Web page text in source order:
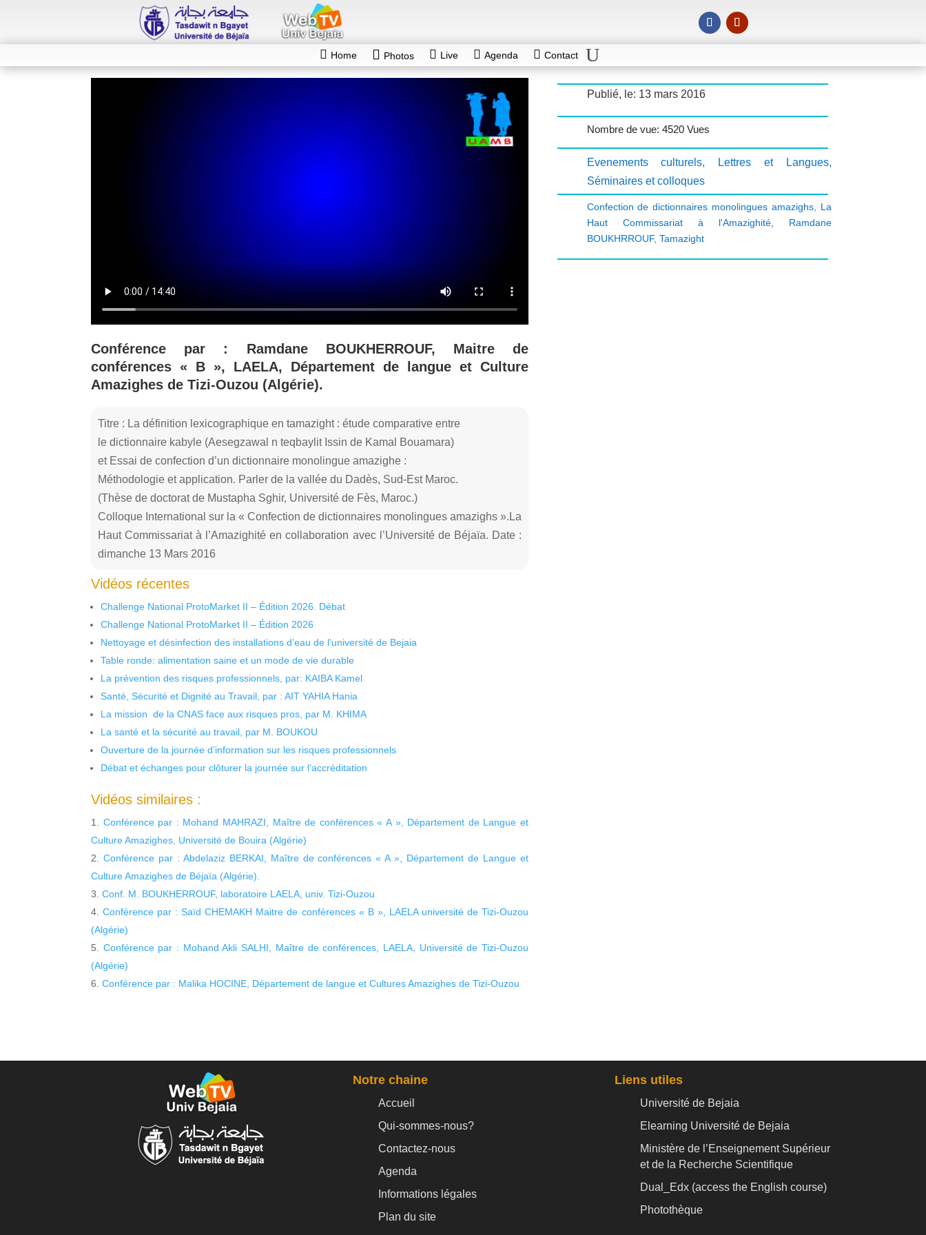
Home Photos Live Agenda Contact
Conférence par : Ramdane BOUKHERROUF, Maitre de
conférences « B », LAELA, Département de langue et Culture
Amazighes de Tizi-Ouzou (Algérie).
Titre : La définition lexicographique en tamazight : étude comparative entre
le dictionnaire kabyle (Aesegzawal n teqbaylit Issin de Kamal Bouamara)
et Essai de confection d’un dictionnaire monolingue amazighe :
Méthodologie et application. Parler de la vallée du Dadès, Sud-Est Maroc.
(Thèse de doctorat de Mustapha Sghir, Université de Fès, Maroc.)
Colloque International sur la « Confection de dictionnaires monolingues amazighs ».La
Haut Commissariat à l’Amazighité en collaboration avec l’Université de Béjaïa. Date :
dimanche 13 Mars 2016
Vidéos récentes
Challenge National ProtoMarket II – Édition 2026. Débat
Challenge National ProtoMarket II – Édition 2026
Nettoyage et désinfection des installations d’eau de l’université de Bejaia
Table ronde: alimentation saine et un mode de vie durable
La prévention des risques professionnels, par: KAIBA Kamel
Santé, Sécurité et Dignité au Travail, par : AIT YAHIA Hania
La mission de la CNAS face aux risques pros, par M. KHIMA
La santé et la sécurité au travail, par M. BOUKOU
Ouverture de la journée d’information sur les risques professionnels
Débat et échanges pour clôturer la journée sur l’accréditation
Vidéos similaires :
Conférence par : Mohand MAHRAZI, Maître de conférences « A », Département de Langue et
Culture Amazighes, Université de Bouira (Algérie)
Conférence par : Abdelaziz BERKAI, Maître de conférences « A », Département de Langue et
Culture Amazighes de Béjaïa (Algérie).
Conf. M. BOUKHERROUF, laboratoire LAELA, univ. Tizi-Ouzou
Conférence par : Saïd CHEMAKH Maitre de conférences « B », LAELA université de Tizi-Ouzou
(Algérie)
Conférence par : Mohand Akli SALHI, Maître de conférences, LAELA, Université de Tizi-Ouzou
(Algérie)
Conférence par : Malika HOCINE, Département de langue et Cultures Amazighes de Tizi-Ouzou
Publié, le: 13 mars 2016
Nombre de vue: 4520 Vues
Evenements culturels, Lettres et Langues,
Séminaires et colloques
Confection de dictionnaires monolingues amazighs, La
Haut Commissariat à l'Amazighité, Ramdane
BOUKHRROUF, Tamazight
Notre chaine
Accueil
Qui-sommes-nous?
Contactez-nous
Agenda
Informations légales
Plan du site
Liens utiles
Université de Bejaia
Elearning Université de Bejaia
Ministère de l’Enseignement Supérieur
et de la Recherche Scientifique
Dual_Edx (access the English course)
Photothèque